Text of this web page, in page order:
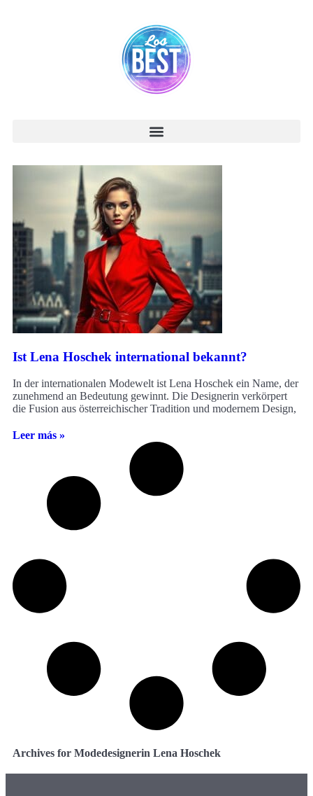
Ist Lena Hoschek international bekannt?
In der internationalen Modewelt ist Lena Hoschek ein Name, der
zunehmend an Bedeutung gewinnt. Die Designerin verkörpert
die Fusion aus österreichischer Tradition und modernem Design,
Leer más »
Archives for Modedesignerin Lena Hoschek